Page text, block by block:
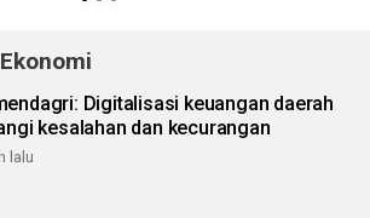
Digitalisasi keuangan daerah
kesalahan dan kecurangan
lalu